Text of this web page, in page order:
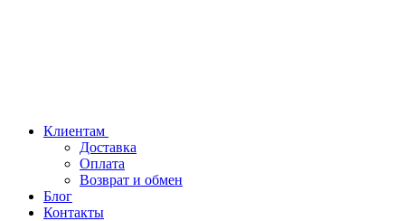
Клиентам
Доставка
Оплата
Возврат и обмен
Блог
Контакты